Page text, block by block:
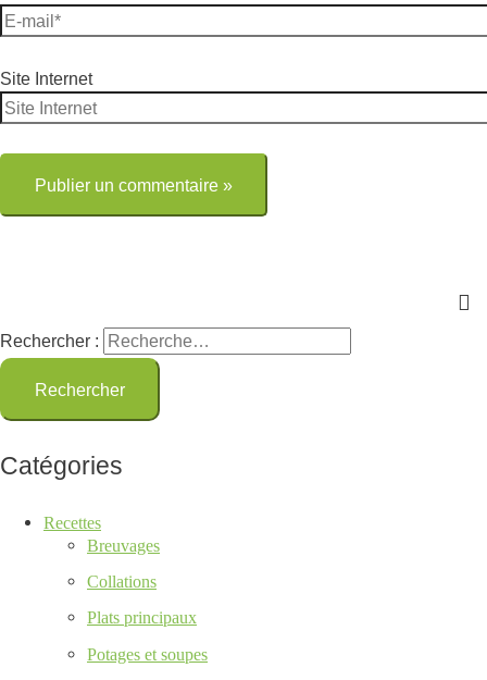
Rechercher :
Catégories
Recettes
Breuvages
Collations
Plats principaux
Potages et soupes
Site Internet